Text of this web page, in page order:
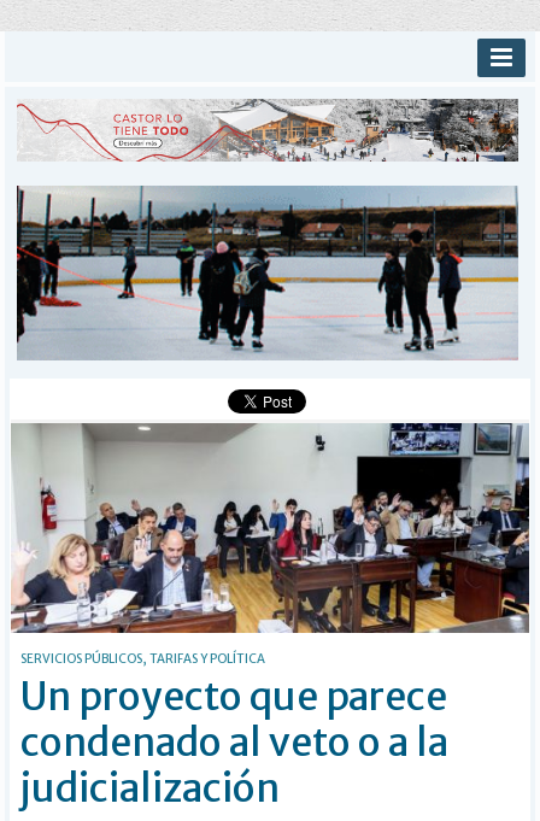
INICIO
PROVINCIALES
DEPORTES
POLICIALES
I-DIARIO
MÁS
BÚSQUEDA
SERVICIOS PÚBLICOS, TARIFAS Y POLÍTICA
Un proyecto que parece
condenado al veto o a la
judicialización